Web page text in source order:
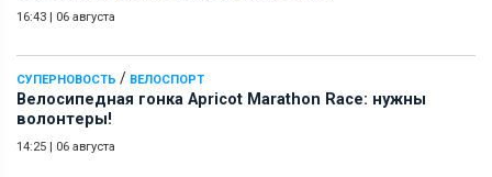
16:43 | 06 августа
СУПЕРНОВОСТЬ / ВЕЛОСПОРТ
Велосипедная гонка Apricot Marathon Race: нужны
волонтеры!
14:25 | 06 августа